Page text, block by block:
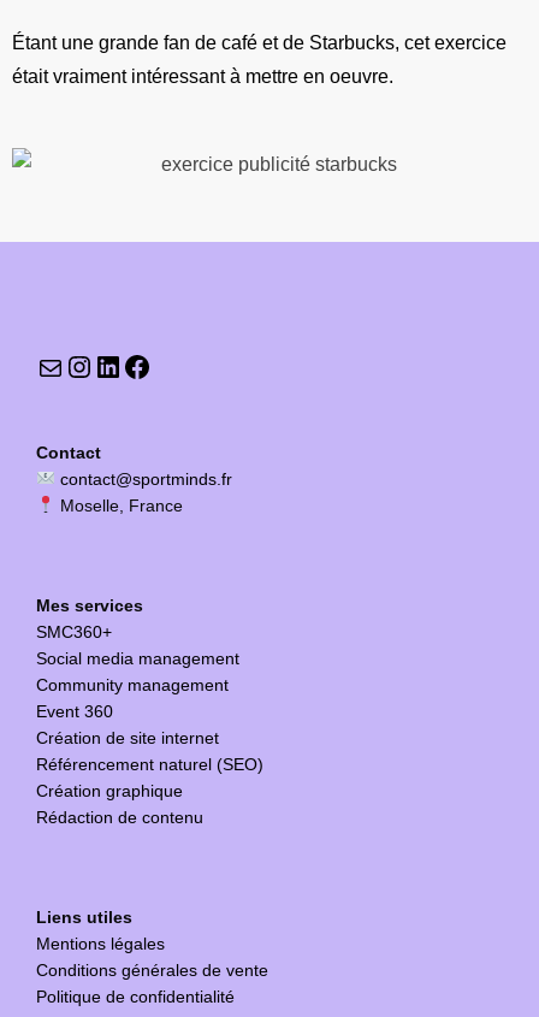
Étant une grande fan de café et de Starbucks, cet exercice
était vraiment intéressant à mettre en oeuvre.
Contact
contact@sportminds.fr
Moselle, France
Mes services
SMC360+
Social media management
Community management
Event 360
Création de site internet
Référencement naturel (SEO)
Création graphique
Rédaction de contenu
Liens utiles
Mentions légales
Conditions générales de vente
Politique de confidentialité